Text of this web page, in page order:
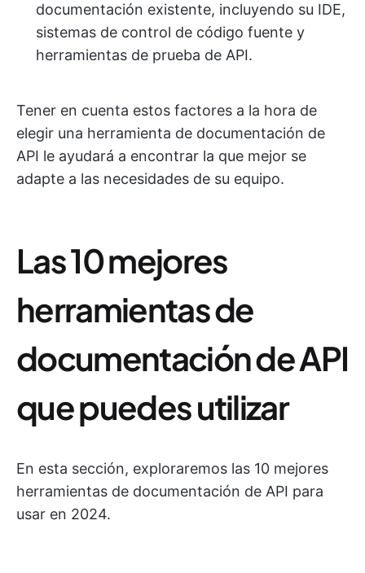
documentación existente, incluyendo su IDE,
sistemas de control de código fuente y
herramientas de prueba de API.
Tener en cuenta estos factores a la hora de
elegir una herramienta de documentación de
API le ayudará a encontrar la que mejor se
adapte a las necesidades de su equipo.
Las 10 mejores
herramientas de
documentación de API
que puedes utilizar
En esta sección, exploraremos las 10 mejores
herramientas de documentación de API para
usar en 2024.